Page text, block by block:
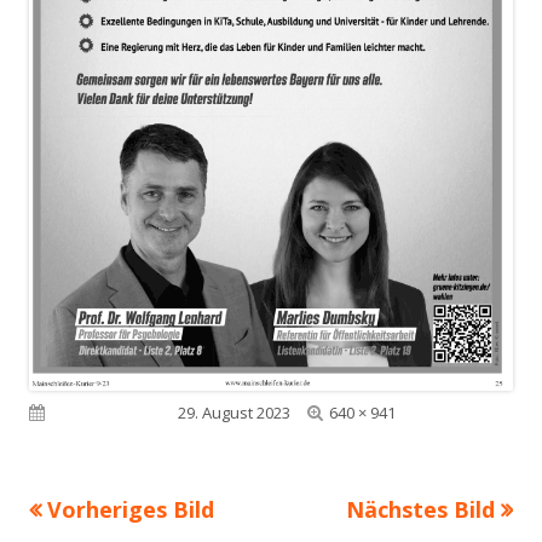
Veröffentlicht am29. August 2023
Volle
640 × 941
Vorheriges Bild Nächstes Bild